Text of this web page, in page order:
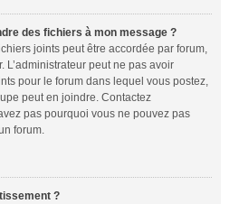
des fichiers à mon message ?
joints peut être accordée par forum,
L’administrateur peut ne pas avoir
pour le forum dans lequel vous postez,
peut en joindre. Contactez
pas pourquoi vous ne pouvez pas
forum.
?